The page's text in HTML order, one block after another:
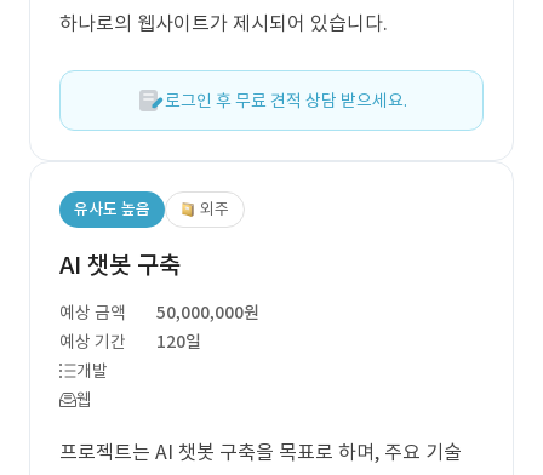
하나로의 웹사이트가 제시되어 있습니다.
로그인 후 무료 견적 상담 받으세요.
유사도 높음 외주
AI 챗봇 구축
예상 금액
50,000,000원
예상 기간
120일
개발
웹
프로젝트는 AI 챗봇 구축을 목표로 하며, 주요 기술